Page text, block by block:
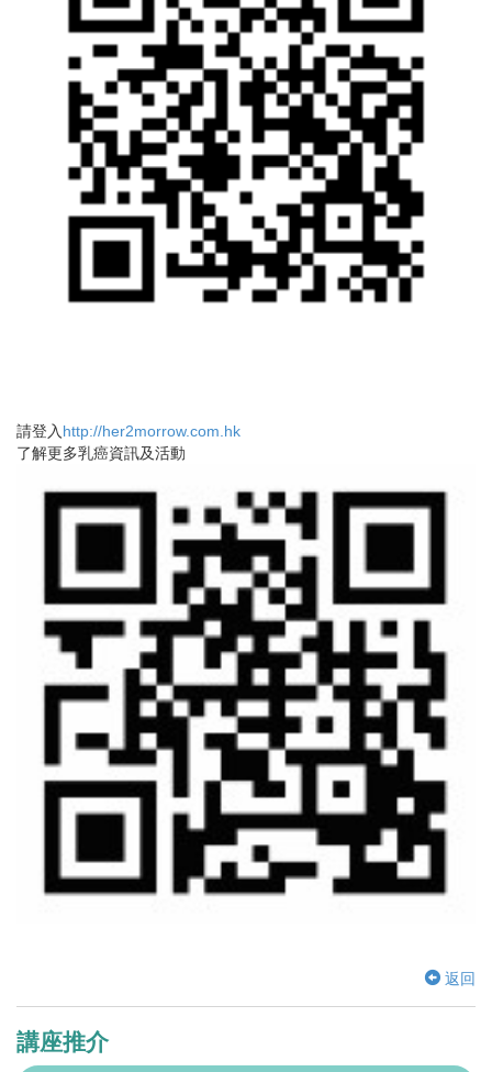
請登入 http://her2morrow.com.hk
了解更多乳癌資訊及活動
返回
講座推介